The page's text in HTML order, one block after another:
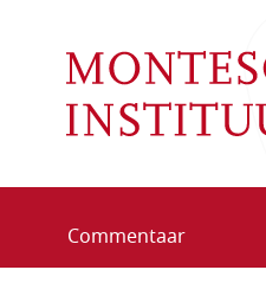
Commentaar